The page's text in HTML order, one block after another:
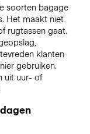
soorten bagage
Het maakt niet
rugtassen gaat.
klanten
gebruiken.
uit uur- of